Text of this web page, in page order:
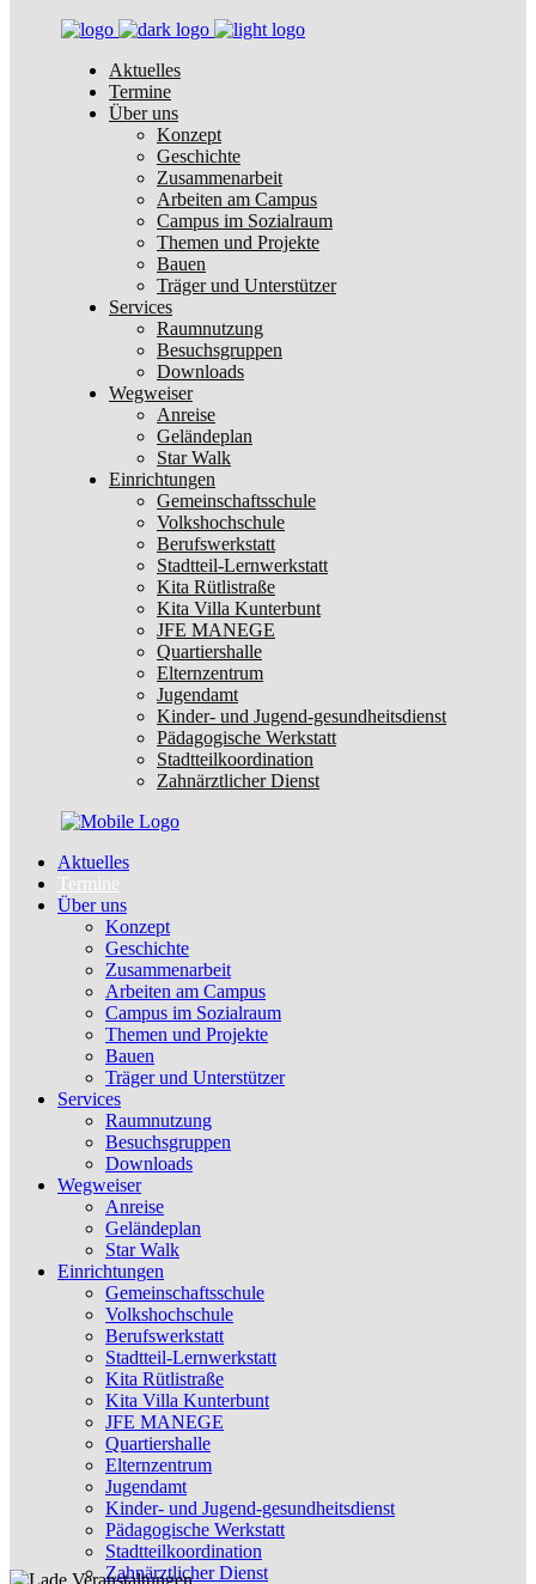
Aktuelles
Termine
Über uns
Konzept
Geschichte
Zusammenarbeit
Arbeiten am Campus
Campus im Sozialraum
Themen und Projekte
Bauen
Träger und Unterstützer
Services
Raumnutzung
Besuchsgruppen
Downloads
Wegweiser
Anreise
Geländeplan
Star Walk
Einrichtungen
Gemeinschaftsschule
Volkshochschule
Berufswerkstatt
Stadtteil-Lernwerkstatt
Kita Rütlistraße
Kita Villa Kunterbunt
JFE MANEGE
Quartiershalle
Elternzentrum
Jugendamt
Kinder- und Jugend-gesundheitsdienst
Pädagogische Werkstatt
Stadtteilkoordination
Zahnärztlicher Dienst
Aktuelles
Termine
Über uns
Konzept
Geschichte
Zusammenarbeit
Arbeiten am Campus
Campus im Sozialraum
Themen und Projekte
Bauen
Träger und Unterstützer
Services
Raumnutzung
Besuchsgruppen
Downloads
Wegweiser
Anreise
Geländeplan
Star Walk
Einrichtungen
Gemeinschaftsschule
Volkshochschule
Berufswerkstatt
Stadtteil-Lernwerkstatt
Kita Rütlistraße
Kita Villa Kunterbunt
JFE MANEGE
Quartiershalle
Elternzentrum
Jugendamt
Kinder- und Jugend-gesundheitsdienst
Pädagogische Werkstatt
Stadtteilkoordination
Zahnärztlicher Dienst